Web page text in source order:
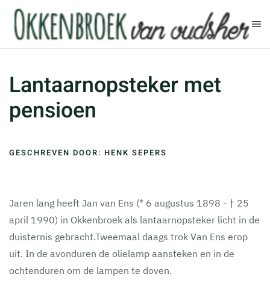
Terug naar hoofdinhoud
Lantaarnopsteker met
pensioen
GESCHREVEN DOOR: HENK SEPERS
Jaren lang heeft Jan van Ens (* 6 augustus 1898 - † 25
april 1990) in Okkenbroek als lantaarnopsteker licht in de
duisternis gebracht.Tweemaal daags trok Van Ens erop
uit. In de avonduren de olielamp aansteken en in de
ochtenduren om de lampen te doven.